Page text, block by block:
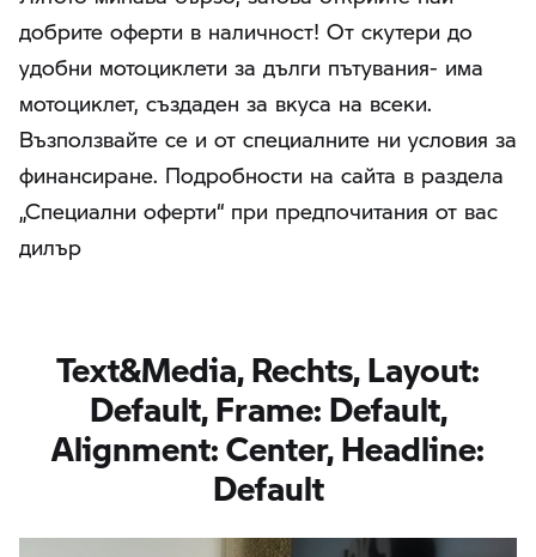
добрите оферти в наличност! От скутери до
удобни мотоциклети за дълги пътувания- има
мотоциклет, създаден за вкуса на всеки.
Възползвайте се и от специалните ни условия за
финансиране. Подробности на сайта в раздела
„Специални оферти“ при предпочитания от вас
дилър
Text&Media, Rechts, Layout:
Default, Frame: Default,
Alignment: Center, Headline:
Default